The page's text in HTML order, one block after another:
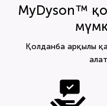
MyDyson™
Қолданба арқылы